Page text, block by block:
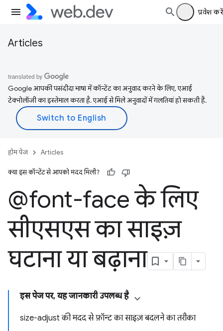
प्रवेश करें
Articles
Google आपकी पसंदीदा भाषा में कॉन्टेंट का अनुवाद करने के लिए, एआई
टेक्नोलॉजी का इस्तेमाल करता है. एआई से मिले अनुवादों में गलतियां हो सकती हैं.
होम पेज Articles
क्या इस कॉन्टेंट से आपको मदद मिली?
@font-face के लिए
सीएसएस का साइज़
घटाना या बढ़ाना
इस पेज पर, यह जानकारी उपलब्ध है
size-adjust की मदद से फ़ॉन्ट का साइज़ बदलने का तरीका